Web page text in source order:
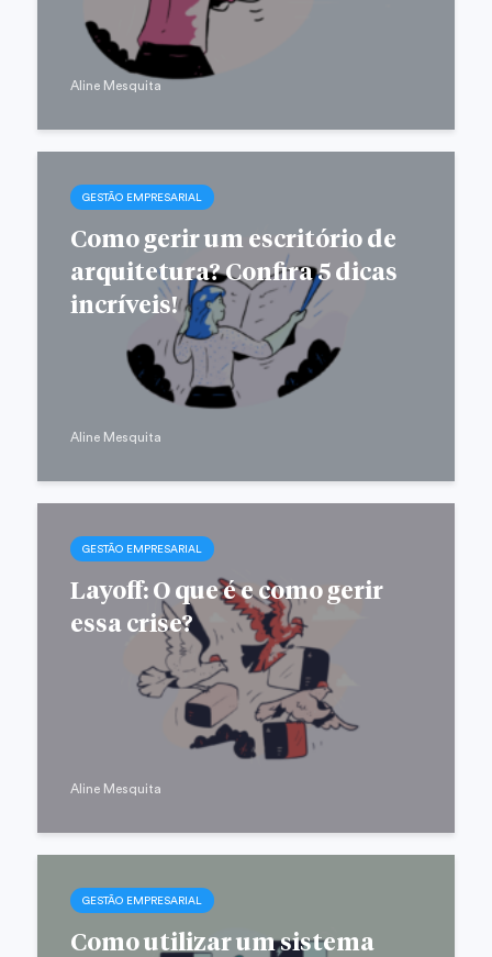
Aline Mesquita
GESTÃO EMPRESARIAL
Como gerir um escritório de
arquitetura? Confira 5 dicas
incríveis!
Aline Mesquita
GESTÃO EMPRESARIAL
Layoff: O que é e como gerir
essa crise?
Aline Mesquita
GESTÃO EMPRESARIAL
Como utilizar um sistema